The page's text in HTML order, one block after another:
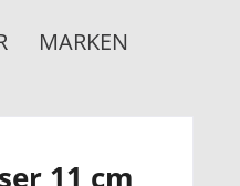
MARKEN
11 cm